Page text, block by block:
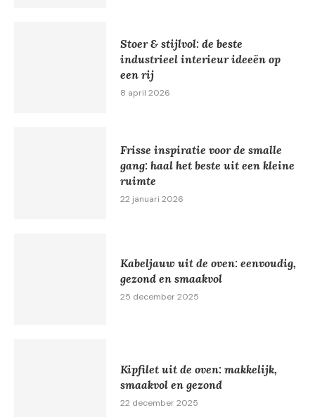
Stoer & stijlvol: de beste
industrieel interieur ideeën op
een rij
8 april 2026
Frisse inspiratie voor de smalle
gang: haal het beste uit een kleine
ruimte
22 januari 2026
Kabeljauw uit de oven: eenvoudig,
gezond en smaakvol
25 december 2025
Kipfilet uit de oven: makkelijk,
smaakvol en gezond
22 december 2025